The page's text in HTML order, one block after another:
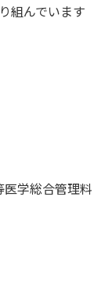
組んでいます
学総合管理料